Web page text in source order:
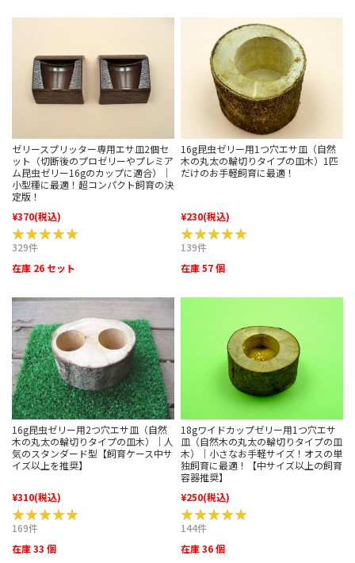
ゼリースプリッター専用エサ皿2個セ
ット（切断後のプロゼリーやプレミア
ム昆虫ゼリー16gのカップに適合）｜
小型種に最適！超コンパクト飼育の決
定版！
¥370(税込)
★★★★★
★★★★★
329件
在庫 26 セット
16g昆虫ゼリー用1つ穴エサ皿（自然
木の丸太の輪切りタイプの皿木）1匹
だけのお手軽飼育に最適！
¥230(税込)
★★★★★
★★★★★
139件
在庫 57 個
16g昆虫ゼリー用2つ穴エサ皿（自然
木の丸太の輪切りタイプの皿木）｜人
気のスタンダード型【飼育ケース中サ
イズ以上を推奨】
¥310(税込)
★★★★★
★★★★★
169件
在庫 33 個
18gワイドカップゼリー用1つ穴エサ
皿（自然木の丸太の輪切りタイプの皿
木）｜小さなお手軽サイズ！オスの単
独飼育に最適！【中サイズ以上の飼育
容器推奨】
¥250(税込)
★★★★★
★★★★★
144件
在庫 36 個